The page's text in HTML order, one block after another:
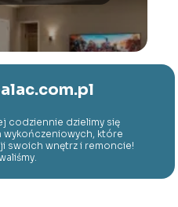
codziennie dzielimy się
które
swoich wnętrz i remoncie!